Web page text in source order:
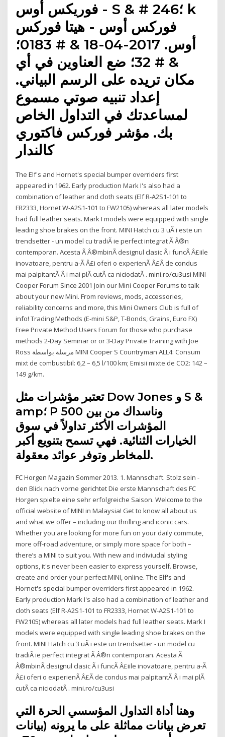
فوريكس أوس - S & # 246؛ k
فوركس أوس - هيتا فوركس
أوس. 2017-04-18 & # 0183؛
& # 32؛ ضع العناوين في أي
مكان تريده على الرسم البياني.
إعداد تنبيه صوتي مسموع
لمساعدتك في التداول الخاص
بك. مؤشر فوركس فاكتوري
كالندار
The Elf's and Hornet's special bumper overriders first
appeared in 1962. Early production Mark I's also had a
combination of leather and cloth seats (Elf R-A2S1-101 to
FR2333, Hornet W-A2S1-101 to FW2105) whereas all later models
had full leather seats. Mark I models were equipped with single
leading shoe brakes on the front. MINI Hatch cu 3 uÃ i este un
trendsetter - un model cu tradiÃ ie perfect integrat Ã Â®n
contemporan. Acesta Ã Â®mbinÃ designul clasic Ã i funcÃ Â£iile
inovatoare, pentru a-Ã Â£i oferi o experienÃ Â£Ã de condus
mai palpitantÃ Ã i mai plÃ cutÃ ca niciodatÃ . mini.ro/cu3usi MINI
Cooper Forum Since 2001 Join our Mini Cooper Forums to talk
about your new Mini. From reviews, mods, accessories,
reliability concerns and more, this Mini Owners Club is full of
info! Trading Methods (E-mini S&P, T-Bonds, Grains, Euro FX)
Free Private Method Users Forum for those who purchase
methods 2-Day Seminar or or 3-Day Private Training with Joe
Ross مرسلة بواسطة MINI Cooper S Countryman ALL4: Consum
mixt de combustibil: 6,2 – 6,5 l/100 km; Emisii mixte de CO2: 142 –
149 g/km.
تعتبر مؤشرات مثل Dow Jones و S &
amp؛ P 500 وناسداك من بين
المؤشرات الأكثر تداولاً في سوق
الخيارات الثنائية. فهي تسمح بتنويع أكبر
للمخاطر وتوفر عوائد معقولة.
FC Horgen Magazin Sommer 2013. 1. Mannschaft. Stolz sein -
den Blick nach vorne gerichtet Die erste Mannschaft des FC
Horgen spielte eine sehr erfolgreiche Saison. Welcome to the
official website of MINI in Malaysia! Get to know all about us
and what we offer – including our thrilling and iconic cars.
Whether you are looking for more fun on your daily commute,
more off-road adventure, or simply more space for both –
there’s a MINI to suit you. With new and indiviudal styling
options, it's never been easier to express yourself. Browse,
create and order your perfect MINI, online. The Elf's and
Hornet's special bumper overriders first appeared in 1962.
Early production Mark I's also had a combination of leather and
cloth seats (Elf R-A2S1-101 to FR2333, Hornet W-A2S1-101 to
FW2105) whereas all later models had full leather seats. Mark I
models were equipped with single leading shoe brakes on the
front. MINI Hatch cu 3 uÃ i este un trendsetter - un model cu
tradiÃ ie perfect integrat Ã Â®n contemporan. Acesta Ã
Â®mbinÃ designul clasic Ã i funcÃ Â£iile inovatoare, pentru a-Ã
Â£i oferi o experienÃ Â£Ã de condus mai palpitantÃ Ã i mai plÃ
cutÃ ca niciodatÃ . mini.ro/cu3usi
وهنا أداة التداول المؤسسي الحرة التي
تعرض بيانات مماثلة على ما يرونه (بيانات